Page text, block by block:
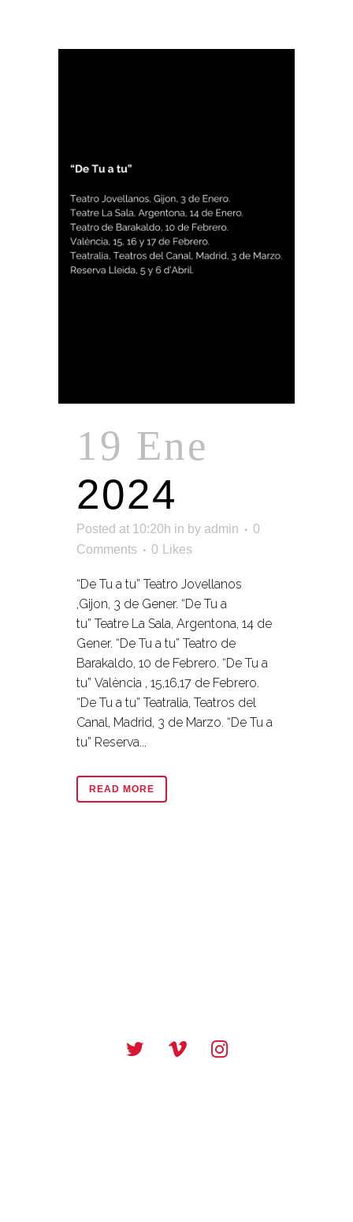
19 Ene
2024
Posted at 10:20h in by admin
0
Comments
0 Likes
“De Tu a tu” Teatro Jovellanos
,Gijon, 3 de Gener. “De Tu a
tu” Teatre La Sala, Argentona, 14 de
Gener. “De Tu a tu” Teatro de
Barakaldo, 10 de Febrero. “De Tu a
tu” València , 15,16,17 de Febrero.
“De Tu a tu” Teatralia, Teatros del
Canal, Madrid, 3 de Marzo. “De Tu a
tu” Reserva...
READ MORE